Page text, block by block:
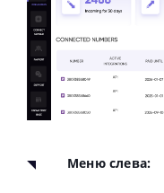
Меню слева: